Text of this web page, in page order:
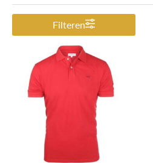
Filteren